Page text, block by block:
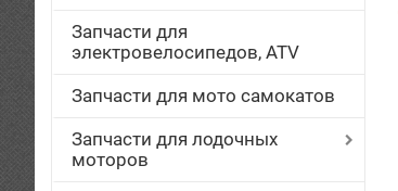
Запчасти для
электровелосипедов, ATV
Запчасти для мото самокатов
Запчасти для лодочных
моторов